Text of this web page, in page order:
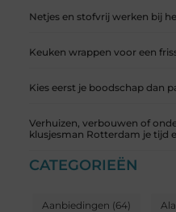
Netjes en stofvrij werken bij
Keuken wrappen voor een
Kies eerst je boodschap dan
Verhuizen, verbouwen of
klusjesman Rotterdam je tijd
CATEGORIEËN
Aanbiedingen (64)